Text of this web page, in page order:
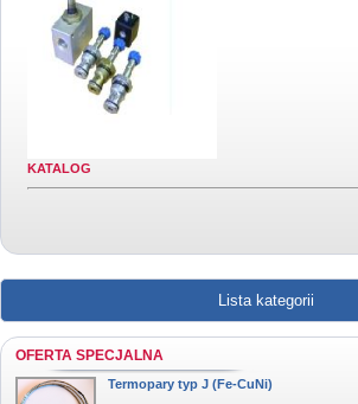
Lista kategorii
OFERTA SPECJALNA
Termopary typ J (Fe-CuNi)
KATALOG